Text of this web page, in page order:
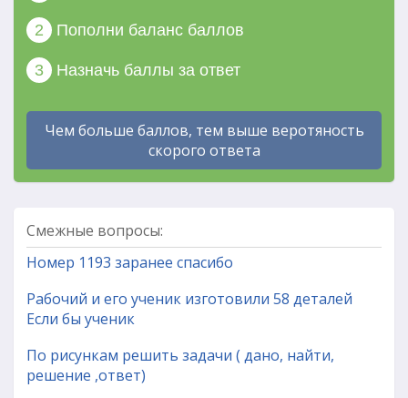
2 Пополни баланс баллов
3 Назначь баллы за ответ
Чем больше баллов, тем выше веротяность
скорого ответа
Смежные вопросы:
Номер 1193 заранее спасибо
Рабочий и его ученик изготовили 58 деталей
Если бы ученик
По рисункам решить задачи ( дано, найти,
решение ,ответ)